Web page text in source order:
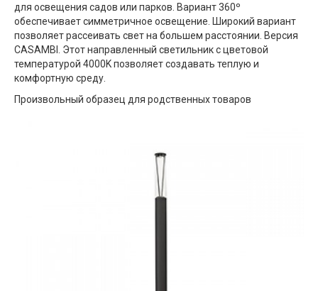
для освещения садов или парков. Вариант 360º
обеспечивает симметричное освещение. Широкий вариант
позволяет рассеивать свет на большем расстоянии. Версия
CASAMBI. Этот направленный светильник с цветовой
температурой 4000K позволяет создавать теплую и
комфортную среду.
Произвольный образец для родственных товаров